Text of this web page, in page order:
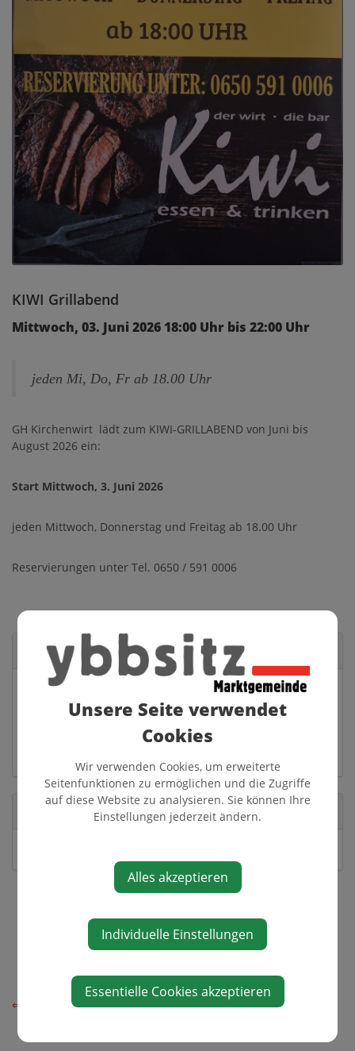
KIWI Grillabend
Mittwoch, 03. Juni 2026 18:00 Uhr bis 22:00 Uhr
jeden Mi, Do, Fr ab 18.00 Uhr
GH Kirchenwirt lädt zum KIWI-GRILLABEND von Juni bis
August 2026 ein:
Start Mittwoch, 3. Juni 2026
jeden Mittwoch, Donnerstag und Freitag ab 18.00 Uhr
Reservierungen unter Tel. 0650 / 591 0006
Veranstaltungsort
GH Kirchenwirt
Markt 29
Veranstalter
⇐ zurück
Unsere Seite verwendet
Cookies
Wir verwenden Cookies, um erweiterte
Seitenfunktionen zu ermöglichen und die Zugriffe
auf diese Website zu analysieren. Sie können Ihre
Einstellungen jederzeit ändern.
Alles akzeptieren
Individuelle Einstellungen
Essentielle Cookies akzeptieren